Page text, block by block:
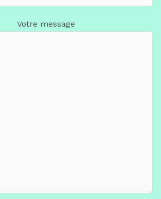
Votre message